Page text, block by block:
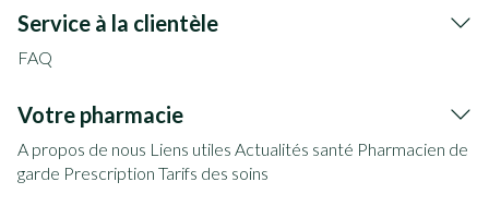
Service à la clientèle
FAQ
Votre pharmacie
A propos de nous Liens utiles Actualités santé Pharmacien de
garde Prescription Tarifs des soins